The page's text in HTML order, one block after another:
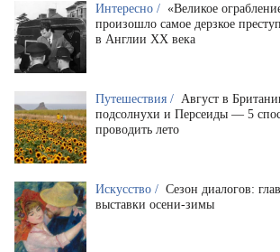
Интересно / «Великое
произошло самое дерзкое
в Англии XX века
Путешествия / Август в
подсолнухи и Персеиды — 5
проводить лето
Искусство / Сезон диалогов:
выставки осени-зимы